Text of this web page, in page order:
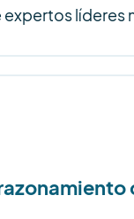
expertos líderes